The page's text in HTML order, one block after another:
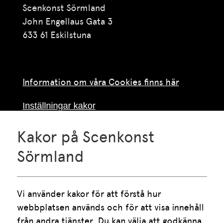
Scenkonst Sörmland
John Engellaus Gata 3
633 61 Eskilstuna
Information om våra Cookies finns här
Inställningar kakor
Telefon
016-10 55 75
Vardagar klockan 09.00-15.00
Lunch mellan klockan 12.00 och 13.00
E-post
info.scenkonstsormland@regionsormland.se
Kakor på Scenkonst
Sörmland
Vi använder kakor för att förstå hur
webbplatsen används och för att visa innehåll
från andra tjänster. Du kan välja att godkänna